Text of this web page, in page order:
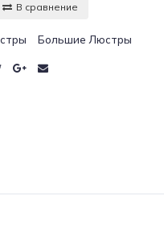
В сравнение
Большие Люстры